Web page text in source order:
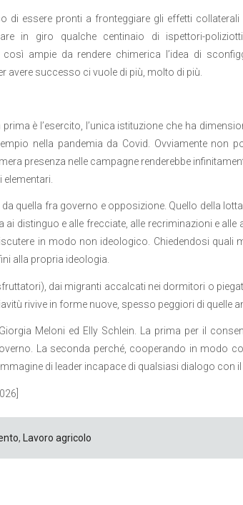
di essere pronti a fronteggiare gli effetti
in giro qualche centinaio di ispettori-poliziotti-
ampie da rendere chimerica l’idea di
successo ci vuole di più, molto di più.
è l’esercito, l’unica istituzione che ha
nella pandemia da Covid. Ovviamente non
presenza nelle campagne renderebbe
quella fra governo e opposizione. Quello della
ai distinguo e alle frecciate, alle recriminazioni e
in modo non ideologico. Chiedendosi quali
alla propria ideologia.
dai migranti accalcati nei dormitori o
rivive in forme nuove, spesso peggiori di quelle
Meloni ed Elly Schlein. La prima per il
La seconda perché, cooperando in modo
di leader incapace di qualsiasi dialogo con il
, Lavoro agricolo